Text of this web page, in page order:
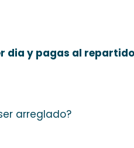
dia y pagas al
arreglado?